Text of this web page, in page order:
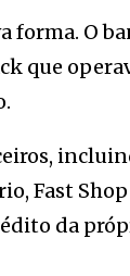
forma. O
que
Fast
da